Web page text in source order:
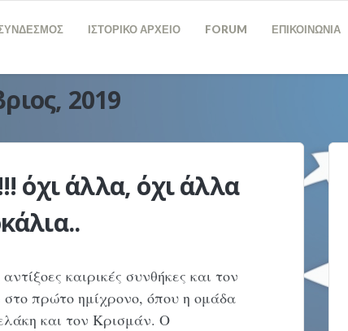
ΙΣΤΟΡΙΚΟ ΑΡΧΕΙΟ FORUM ΕΠΙΚΟΙΝΩΝΙΑ
2019
όχι άλλα, όχι άλλα
καιρικές συνθήκες και τον
πρώτο ημίχρονο, όπου η ομάδα
και τον Κρισμάν. Ο